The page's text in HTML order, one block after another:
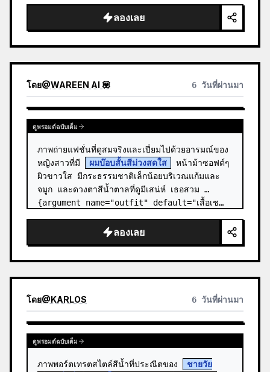
ลองเลย
โดย@WAREEN AI 💟 6 วันที่ผ่านมา
ดูพรอมต์ฉบับเต็ม
ภาพถ่ายแฟชั่นที่ดูสมจริงและเปี่ยมไปด้วยอารมณ์ของ
หญิงสาวที่มี
ผมบ๊อบสั้นสีม่วงสดใส
หน้าม้าซอฟต์ๆ
ผิวขาวใส มีกระธรรมชาติเล็กน้อยบริเวณแก้มและ
จมูก และดวงตาสีน้ำตาลที่ดูมีเสน่ห์ เธอสวม
{argument name="outfit" default="เสื้อเช…
ลองเลย
โดย@KARLOS 6 วันที่ผ่านมา
ดูพรอมต์ฉบับเต็ม
ภาพพอร์ตเทรตสไตล์สีน้ำที่ประณีตของ
ชายวัย